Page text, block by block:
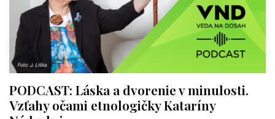
PODCAST: Láska a dvorenie v minulosti.
Vzťahy očami etnologičky Kataríny